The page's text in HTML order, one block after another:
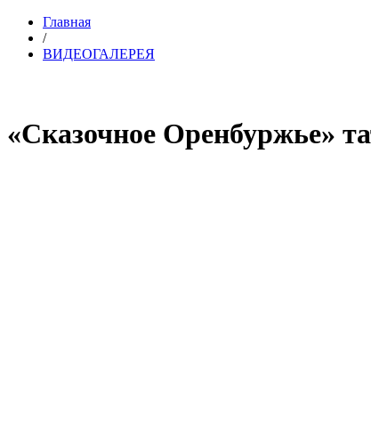
Главная
/
ВИДЕОГАЛЕРЕЯ
«Сказочное Оренбуржье»